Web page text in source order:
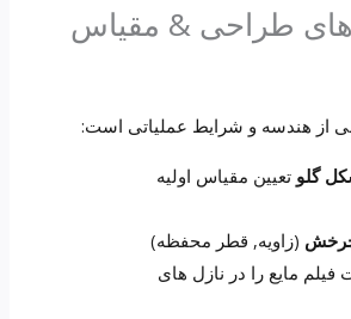
طراحی & مقیاس
از هندسه و شرایط عملیاتی است:
گلو تعیین مقیاس اولیه
(زاویه, قطر محفظه)
مایع را در نازل های